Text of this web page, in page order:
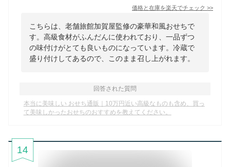
価格と在庫を楽天でチェック >>
こちらは、老舗旅館加賀屋監修の豪華和風おせちで
す。高級食材がふんだんに使われており、一品ずつ
の味付けがとても良いものになっています。冷蔵で
盛り付けしてあるので、このまま召し上がれます。
回答された質問
本当に美味しい おせち通販｜10万円近い高級なものも含め、買っ
て美味しかったおせちのおすすめを教えてください。
14